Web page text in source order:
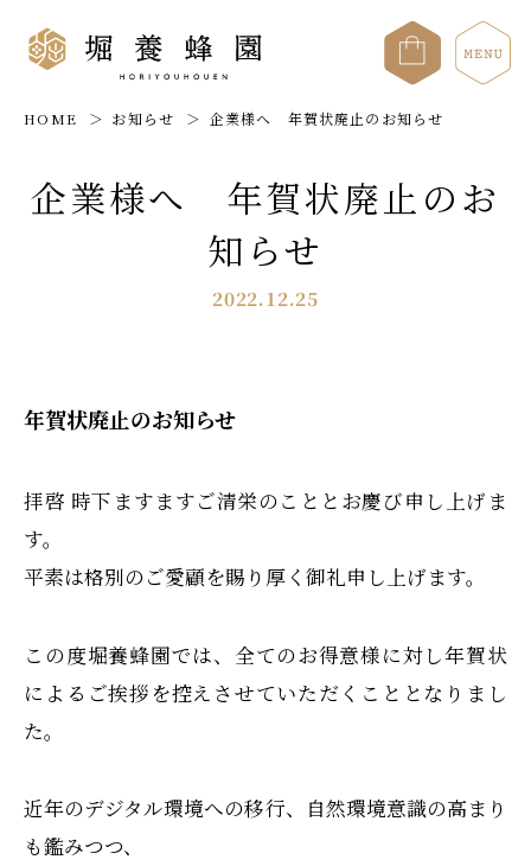
HOME お知らせ 企業様へ 年賀状廃止のお知らせ
企業様へ 年賀状廃止のお
知らせ
2022.12.25
年賀状廃止のお知らせ
拝啓 時下ますますご清栄のこととお慶び申し上げま
す。
平素は格別のご愛顧を賜り厚く御礼申し上げます。
この度堀養蜂園では、全てのお得意様に対し年賀状
によるご挨拶を控えさせていただくこととなりまし
た。
近年のデジタル環境への移行、自然環境意識の高まり
も鑑みつつ、